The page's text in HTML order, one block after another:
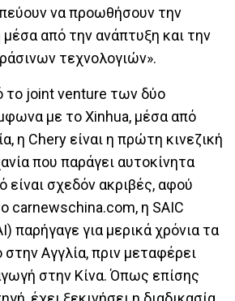
να προωθήσουν την
από την ανάπτυξη και την
τεχνολογιών».
το joint venture των δύο
με το Xinhua, μέσα από
η Chery είναι η πρώτη κινεζική
που παράγει αυτοκίνητα
σχεδόν ακριβές, αφού
carnewschina.com, η SAIC
παρήγαγε για μερικά χρόνια τα
Αγγλία, πριν μεταφέρει
στην Κίνα. Όπως επίσης